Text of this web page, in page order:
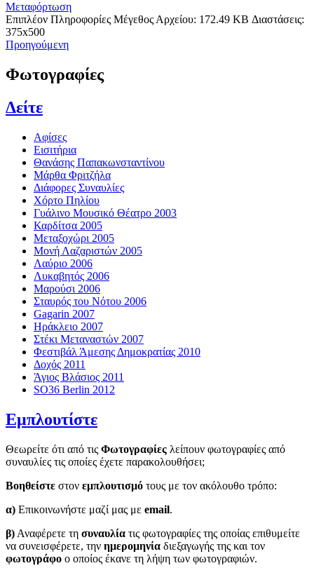
Μεταφόρτωση
Επιπλέον Πληροφορίες Μέγεθος Αρχείου: 172.49 KB Διαστάσεις:
375x500
Προηγούμενη
Φωτογραφίες
Δείτε
Αφίσες
Εισιτήρια
Θανάσης Παπακωνσταντίνου
Μάρθα Φριτζήλα
Διάφορες Συναυλίες
Χόρτο Πηλίου
Γυάλινο Μουσικό Θέατρο 2003
Καρδίτσα 2005
Μεταξοχώρι 2005
Μονή Λαζαριστών 2005
Λαύριο 2006
Λυκαβητός 2006
Μαρούσι 2006
Σταυρός του Νότου 2006
Gagarin 2007
Ηράκλειο 2007
Στέκι Μεταναστών 2007
Φεστιβάλ Άμεσης Δημοκρατίας 2010
Δοχός 2011
Άγιος Βλάσιος 2011
SO36 Berlin 2012
Εμπλουτίστε
Θεωρείτε ότι από τις Φωτογραφίες λείπουν φωτογραφίες από
συναυλίες τις οποίες έχετε παρακολουθήσει;
Βοηθείστε στον εμπλουτισμό τους με τον ακόλουθο τρόπο:
α) Επικοινωνήστε μαζί μας με email.
β) Αναφέρετε τη συναυλία τις φωτογραφίες της οποίας επιθυμείτε
να συνεισφέρετε, την ημερομηνία διεξαγωγής της και τον
φωτογράφο ο οποίος έκανε τη λήψη των φωτογραφιών.